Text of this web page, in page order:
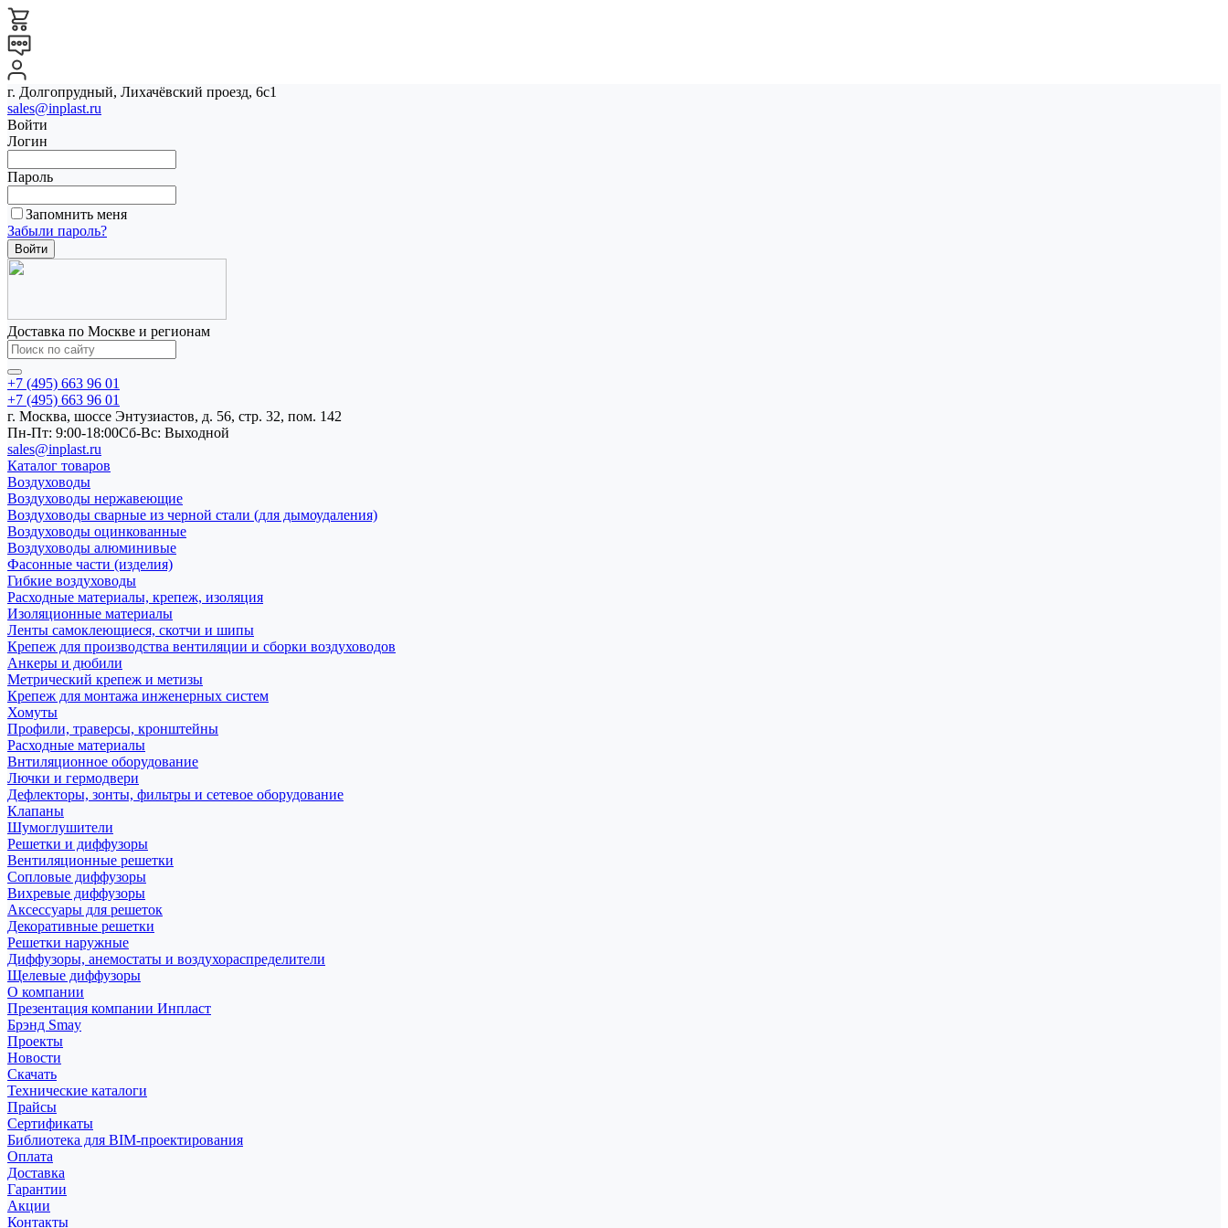
г. Долгопрудный, Лихачёвский проезд, 6с1
sales@inplast.ru
Войти
Логин
Пароль
Запомнить меня
Забыли пароль?
Доставка по Москве и регионам
+7 (495) 663 96 01
+7 (495) 663 96 01
г. Москва, шоссе Энтузиастов, д. 56, стр. 32, пом. 142
Пн-Пт: 9:00-18:00Cб-Вс: Выходной
sales@inplast.ru
Каталог товаров
Воздуховоды
Воздуховоды нержавеющие
Воздуховоды сварные из черной стали (для дымоудаления)
Воздуховоды оцинкованные
Воздуховоды алюминивые
Фасонные части (изделия)
Гибкие воздуховоды
Расходные материалы, крепеж, изоляция
Изоляционные материалы
Ленты самоклеющиеся, скотчи и шипы
Крепеж для производства вентиляции и сборки воздуховодов
Анкеры и дюбили
Метрический крепеж и метизы
Крепеж для монтажа инженерных систем
Хомуты
Профили, траверсы, кронштейны
Расходные материалы
Внтиляционное оборудование
Лючки и гермодвери
Дефлекторы, зонты, фильтры и сетевое оборудование
Клапаны
Шумоглушители
Решетки и диффузоры
Вентиляционные решетки
Сопловые диффузоры
Вихревые диффузоры
Аксессуары для решеток
Декоративные решетки
Решетки наружные
Диффузоры, анемостаты и воздухораспределители
Щелевые диффузоры
О компании
Презентация компании Инпласт
Брэнд Smay
Проекты
Новости
Скачать
Технические каталоги
Прайсы
Сертификаты
Библиотека для BIM-проектирования
Оплата
Доставка
Гарантии
Акции
Контакты